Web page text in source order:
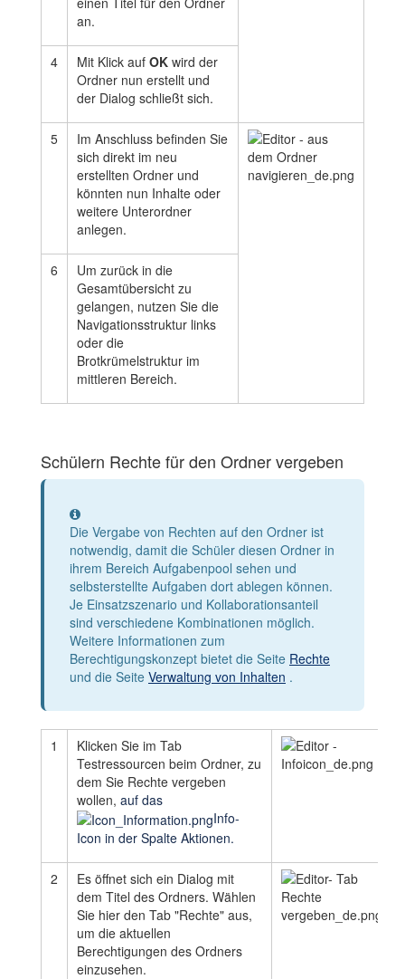
an.
4 Mit Klick auf OKwird der
Ordner nun erstellt und
der Dialog schließt sich.
5
Im Anschluss befinden Sie
sich direkt im neu
erstellten Ordner und
könnten nun Inhalte oder
weitere Unterordner
anlegen.
6
Um zurück in die
Gesamtübersicht zu
gelangen, nutzen Sie die
Navigationsstruktur links
oder die
Brotkrümelstruktur im
mittleren Bereich.
Schülern Rechte für den Ordner vergeben
Information
Die Vergabe von Rechten auf den Ordner ist
notwendig, damit die Schüler diesen Ordner in
ihrem Bereich Aufgabenpool sehen und
selbsterstellte Aufgaben dort ablegen können.
Je Einsatzszenario und Kollaborationsanteil
sind verschiedene Kombinationen möglich.
Weitere Informationen zum
Berechtigungskonzept bietet die Seite Rechte
und die Seite Verwaltung von Inhalten .
1
Klicken Sie im Tab
Testressourcen beim Ordner, zu
dem Sie Rechte vergeben
wollen, auf das
Info-
Icon in der Spalte Aktionen.
2
Es öffnet sich ein Dialog mit
dem Titel des Ordners. Wählen
Sie hier den Tab "Rechte" aus,
um die aktuellen
Berechtigungen des Ordners
einzusehen.